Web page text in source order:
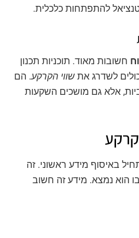
להתפתחות כלכלית.
חשובות מאוד. תוכניות תכנון
לשדרג את שווי הקרקע. הם
אלא גם מושכים השקעות
באיסוף מידע ראשוני. זה
הוא נמצא. מידע זה חשוב